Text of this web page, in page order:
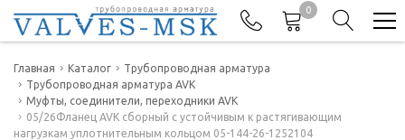
0
Телефоны
+7(977) 474-62-50
Отдел продаж
Главная Каталог
Трубопроводная арматура
Трубопроводная арматура AVK
Муфты, соединители, переходники AVK
05/26Фланец AVK сборный с устойчивым к растягивающим
нагрузкам уплотнительным кольцом 05-144-26-1252104